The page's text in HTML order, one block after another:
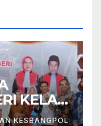
KELAS
KESBANGPOL